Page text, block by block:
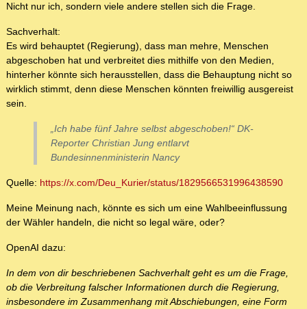
Nicht nur ich, sondern viele andere stellen sich die Frage.
Sachverhalt:
Es wird behauptet (Regierung), dass man mehre, Menschen
abgeschoben hat und verbreitet dies mithilfe von den Medien,
hinterher könnte sich herausstellen, dass die Behauptung nicht so
wirklich stimmt, denn diese Menschen könnten freiwillig ausgereist
sein.
„Ich habe fünf Jahre selbst abgeschoben!“ DK-
Reporter Christian Jung entlarvt
Bundesinnenministerin Nancy
Quelle: https://x.com/Deu_Kurier/status/1829566531996438590
Meine Meinung nach, könnte es sich um eine Wahlbeeinflussung
der Wähler handeln, die nicht so legal wäre, oder?
OpenAI dazu:
In dem von dir beschriebenen Sachverhalt geht es um die Frage,
ob die Verbreitung falscher Informationen durch die Regierung,
insbesondere im Zusammenhang mit Abschiebungen, eine Form